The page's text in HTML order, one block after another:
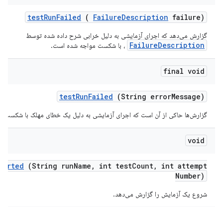
testRunFailed ( FailureDescription failure)
گزارش می‌دهد که اجرای آزمایشی به دلیل خرابی شرح داده شده توسط
FailureDescription ، با شکست مواجه شده است.
final void
testRunFailed (String errorMessage)
گزارش‌ها حاکی از آن است که اجرای آزمایشی به دلیل یک خطای مهلک با
void
(String runName , int testCount,
int attempt
Number)
شروع یک آزمایش را گزارش می‌دهد.